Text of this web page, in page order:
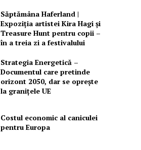
Săptămâna Haferland |
Expoziţia artistei Kira Hagi şi
Treasure Hunt pentru copii –
în a treia zi a festivalului
Strategia Energetică –
Documentul care pretinde
orizont 2050, dar se oprește
la granițele UE
Costul economic al caniculei
pentru Europa